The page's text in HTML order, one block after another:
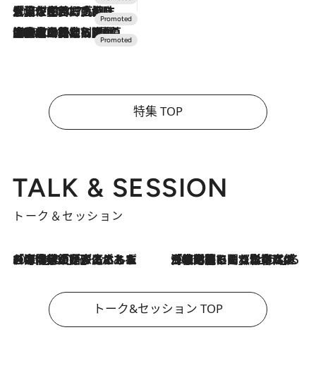
2026.7.17
「土佐和ハーブかき氷」がOMO7高知に登場！生姜、山椒、大葉など目にも舌にも涼を呼ぶ郷土の味
2026.7.10
NEW OPEN！【界 草津】名湯の地に誕生。趣の異なる2種の温泉と上州ならではの会席・蕎麦割烹など美食を味わう究極の癒やし旅
特集 TOP
TALK & SESSION
トーク＆セッション
2026.8.3
「今後値上げがあるとすれば…」「リスクがあるのは今年の冬」エネルギー専門家が語る、ホルムズ海峡封鎖が家庭にもたらす“ある心配” 2026.8.3
「住宅建てられない…」「サーチャージ料の高値が続いている」ホルムズ海峡封鎖による影響はいつまで続く？《エネルギー専門家に聞く“どうなる日本の暮らし”》
トーク&セッション TOP